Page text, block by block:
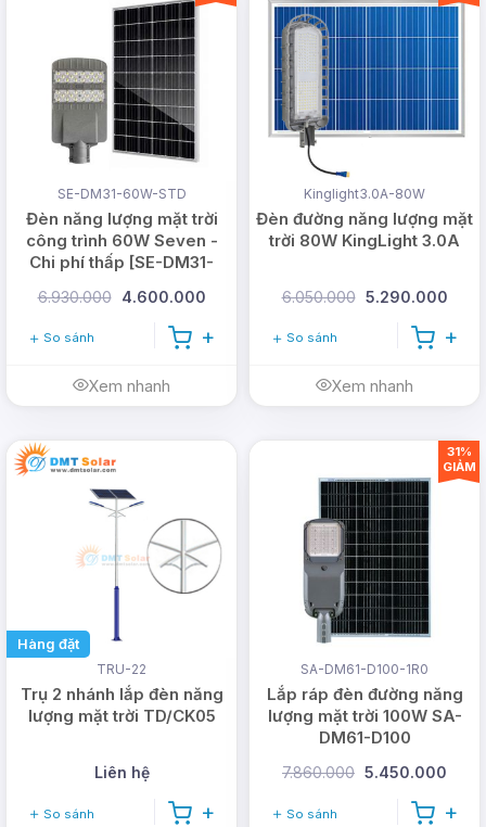
5. Thẩm mỹ cao
Nhu cầu thẩm mỹ ngày một tăng, đèn năng lượng
mặt trời ốp trần cũng cần có thiết kế thật đẹp, thật
thẩm mỹ để phù hợp với mỗi không gian nhà, tông
chủ đạo màu trắng, đơn giản sẽ là sự lựa chọn, vô
cùng phù hợp với mọi căn phòng, thiết kế của
không gian.
tâm, tạo hiệu ứng phát quang đẹp.
Đèn được trang bị khả năng chống thống và
chống bụi hiệu quả. Phù hợp lắp đặt khu vực hành
SE-DM31-60W-STD
Đèn năng lượng mặt trời
công trình 60W Seven -
Chi phí thấp [SE-DM31-
6.930.000 4.600.000
So sánh
Xem nhanh
Kinglight3.0A-80W
Đèn đường năng lượng mặt
trời 80W KingLight 3.0A
6.050.000 5.290.000
So sánh
Xem nhanh
Hàng đặt
TRU-22
Trụ 2 nhánh lắp đèn năng
lượng mặt trời TD/CK05
Liên hệ
So sánh
SA-DM61-D100-1R0
Lắp ráp đèn đường năng
lượng mặt trời 100W SA-
DM61-D100
7.860.000 5.450.000
So sánh
31%
GIẢM